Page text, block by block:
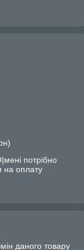
потрібно
на оплату
даного товару